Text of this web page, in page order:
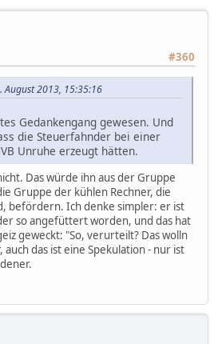
#360
August 2013, 15:35:16
Gedankengang gewesen. Und
die Steuerfahnder bei einer
Unruhe erzeugt hätten.
Das würde ihn aus der Gruppe
Gruppe der kühlen Rechner, die
befördern. Ich denke simpler: er ist
so angefüttert worden, und das hat
geweckt: "So, verurteilt? Das wolln
auch das ist eine Spekulation - nur ist